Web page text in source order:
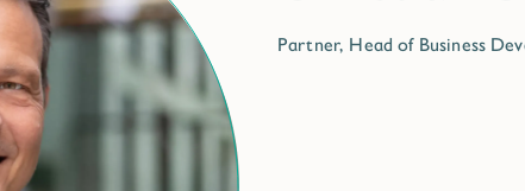
Partner, Head of Business